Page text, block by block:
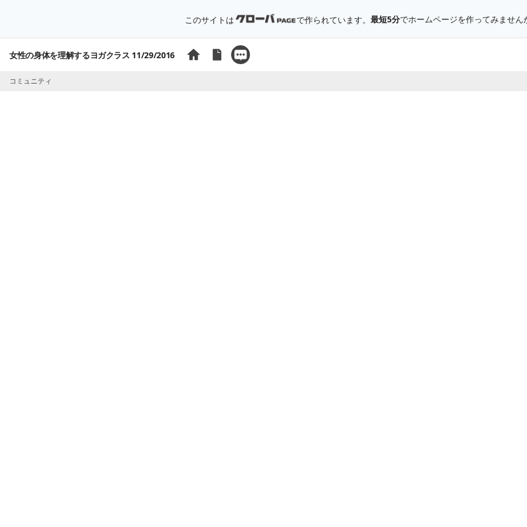
このサイトは で作られています。 最短5分でホームページを作ってみません
女性の身体を理解するヨガクラス 11/29/2016
コミュニティ